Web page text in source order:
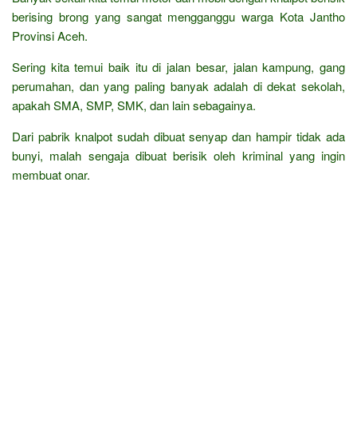
berising brong yang sangat mengganggu warga Kota Jantho
Provinsi Aceh.
Sering kita temui baik itu di jalan besar, jalan kampung, gang
perumahan, dan yang paling banyak adalah di dekat sekolah,
apakah SMA, SMP, SMK, dan lain sebagainya.
Dari pabrik knalpot sudah dibuat senyap dan hampir tidak ada
bunyi, malah sengaja dibuat berisik oleh kriminal yang ingin
membuat onar.